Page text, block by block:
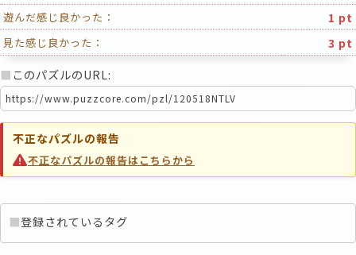
遊んだ感じ良かった： 1 pt
見た感じ良かった：
3 pt
■ このパズルのURL:
不正なパズルの報告
不正なパズルの報告はこちらから
■登録されているタグ